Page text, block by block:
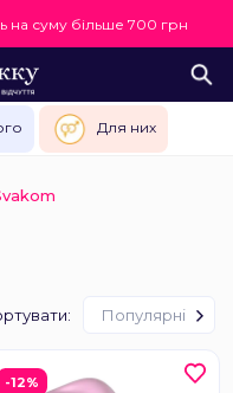
на суму більше 700 грн
Для них
Популярні
-12%